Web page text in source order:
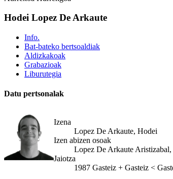
Hodei Lopez De Arkaute
Info.
Bat-bateko bertsoaldiak
Aldizkakoak
Grabazioak
Liburutegia
Datu pertsonalak
Izena
Lopez De Arkaute, Hodei
Izen abizen osoak
Lopez De Arkaute
Jaiotza
1987 Gasteiz + Gasteiz <